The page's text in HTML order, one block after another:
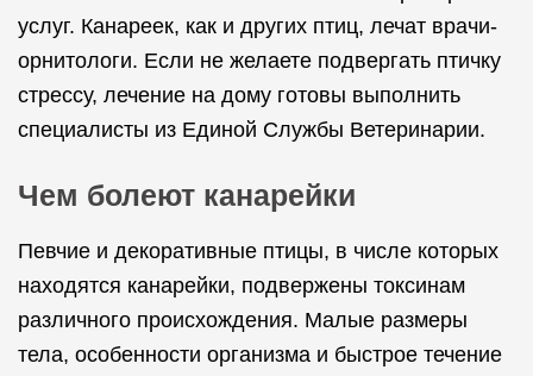
услуг. Канареек, как и других птиц, лечат врачи-
орнитологи. Если не желаете подвергать птичку
стрессу, лечение на дому готовы выполнить
специалисты из Единой Службы Ветеринарии.
Чем болеют канарейки
Певчие и декоративные птицы, в числе которых
находятся канарейки, подвержены токсинам
различного происхождения. Малые размеры
тела, особенности организма и быстрое течение